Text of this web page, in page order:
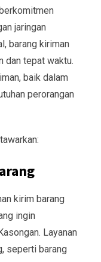
jaringan
barang kiriman
dan tepat waktu.
baik dalam
perorangan
kirim barang
ingin
Layanan
seperti barang